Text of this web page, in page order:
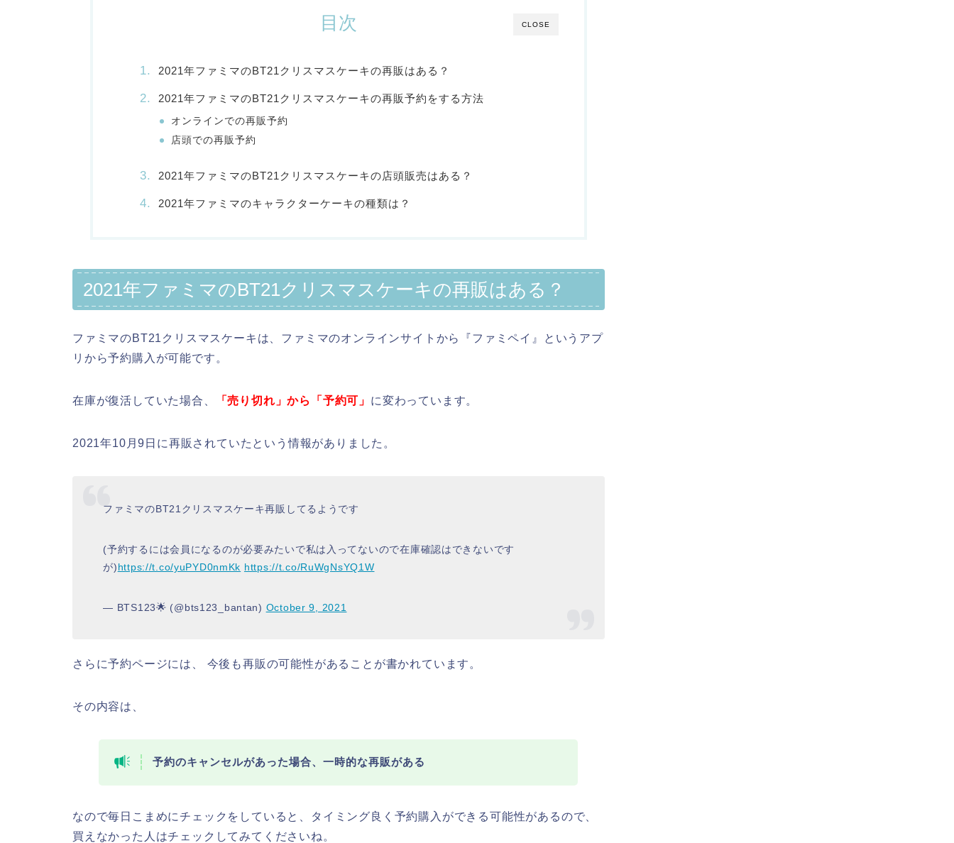
CLOSE
目次
2021年ファミマのBT21クリスマスケーキの再販はある？
2021年ファミマのBT21クリスマスケーキの再販予約をする方法
オンラインでの再販予約
店頭での再販予約
2021年ファミマのBT21クリスマスケーキの店頭販売はある？
2021年ファミマのキャラクターケーキの種類は？
2021年ファミマのBT21クリスマスケーキの再販はある？
ファミマのBT21クリスマスケーキは、ファミマのオンラインサイトから『ファミペイ』というアプ
リから予約購入が可能です。
在庫が復活していた場合、 「売り切れ」から「予約可」 に変わっています。
2021年10月9日に再販されていたという情報がありました。
ファミマのBT21クリスマスケーキ再販してるようです
(予約するには会員になるのが必要みたいで私は入ってないので在庫確認はできないです
が)https://t.co/yuPYD0nmKk https://t.co/RuWgNsYQ1W
— BTS123🌟 (@bts123_bantan) October 9, 2021
さらに予約ページには、 今後も再販の可能性があることが書かれています。
その内容は、
予約のキャンセルがあった場合、一時的な再販がある
なので毎日こまめにチェックをしていると、タイミング良く予約購入ができる可能性があるので、
買えなかった人はチェックしてみてくださいね。